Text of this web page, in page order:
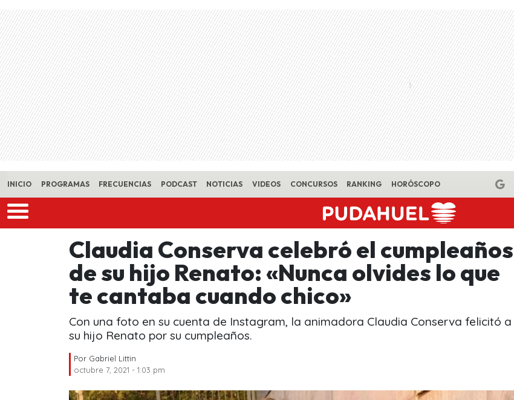
Skip to main content
INICIO PROGRAMAS FRECUENCIAS PODCAST NOTICIAS VIDEOS CONCURSOS RANKING HORÓSCOPO
Claudia Conserva celebró el cumpleaños
de su hijo Renato: «Nunca olvides lo que
te cantaba cuando chico»
Con una foto en su cuenta de Instagram, la animadora Claudia Conserva felicitó a
su hijo Renato por su cumpleaños.
Por Gabriel Littin
octubre 7, 2021 - 1:03 pm